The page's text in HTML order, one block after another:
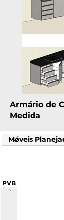
Armário de
Medida
PVB